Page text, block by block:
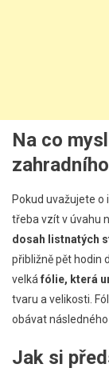
Na co
Pokud uvažujete o
třeba vzít v úvahu
dosah listnatých
přibližně pět hodin
velká fólie, která
tvaru a velikosti.
obávat
Jak si